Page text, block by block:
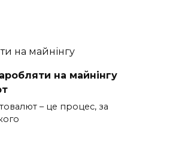
на майнінгу
– це процес, за